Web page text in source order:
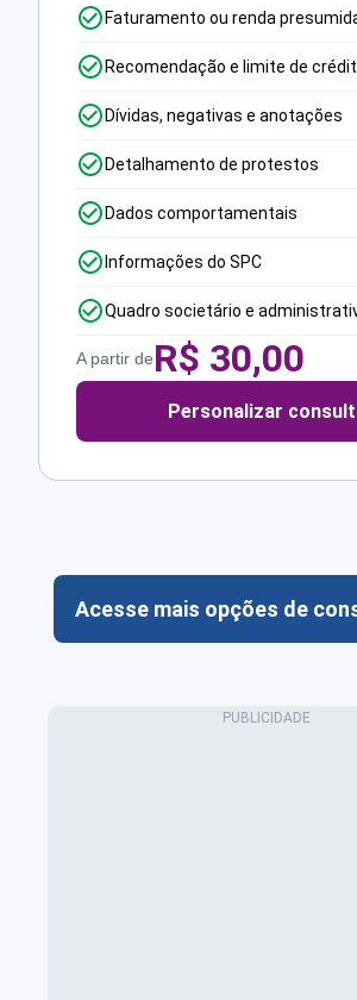
Faturamento ou renda
Recomendação e limite de
Dívidas, negativas e anotações
Detalhamento de protestos
Dados comportamentais
Informações do SPC
Quadro societário e
A partir deR$ 30,00
Personalizar
Acesse mais opções de